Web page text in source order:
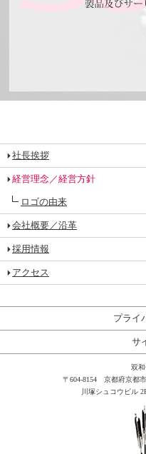
社長挨拶
経営理念／経営方針
ロゴの由来
会社概要／沿革
採用情報
アクセス
プライ
サ
双
〒604-8154 京都府京都
川塚シュコウビル